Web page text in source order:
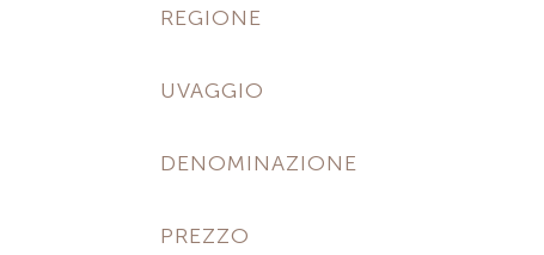
REGIONE
UVAGGIO
DENOMINAZIONE
PREZZO